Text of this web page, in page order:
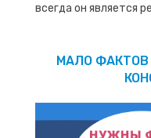
всегда он является
МАЛО